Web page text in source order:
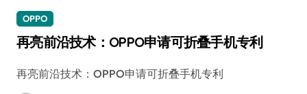
OPPO
再亮前沿技术：OPPO申请可折叠手机专利
再亮前沿技术：OPPO申请可折叠手机专利